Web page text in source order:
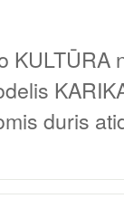
duris